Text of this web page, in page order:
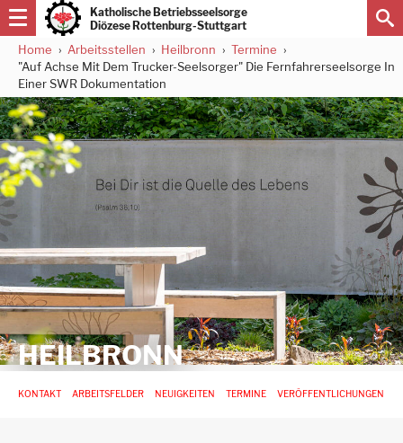
Direkt
zum
Inhalt
Katholische Betriebsseelsorge
Diözese Rottenburg-Stuttgart
Pfadnavigation
Home Arbeitsstellen Heilbronn
Termine
"Auf Achse Mit Dem Trucker-Seelsorger" Die Fernfahrerseelsorge In
Einer SWR Dokumentation
HEILBRONN
Hauptnavigation
KONTAKT ARBEITSFELDER NEUIGKEITEN TERMINE VERÖFFENTLICHUNGEN